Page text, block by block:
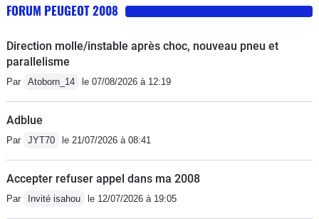
FORUM PEUGEOT 2008
Direction molle/instable après choc, nouveau pneu et
parallelisme
Par Atoborn_14 le 07/08/2026 à 12:19
Adblue
Par JYT70 le 21/07/2026 à 08:41
Accepter refuser appel dans ma 2008
Par Invité isahou le 12/07/2026 à 19:05